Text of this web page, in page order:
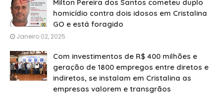
Milton Pereira dos Santos cometeu duplo
homicídio contra dois idosos em Cristalina
GO e está foragido
Janeiro 02, 2025
Com investimentos de R$ 400 milhões e
geração de 1800 empregos entre diretos e
indiretos, se instalam em Cristalina as
empresas valorem e transgrãos